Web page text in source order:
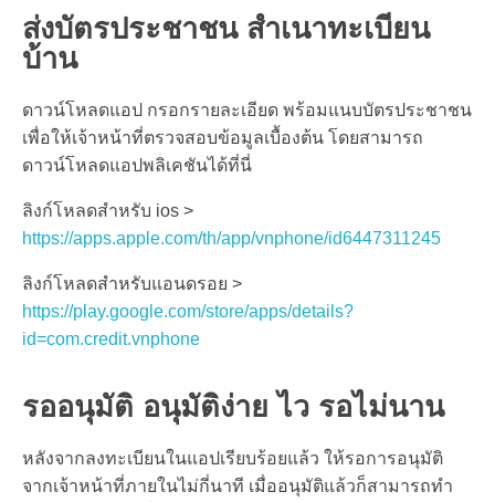
ส่งบัตรประชาชน สำเนาทะเบียน
บ้าน
ดาวน์โหลดแอป กรอกรายละเอียด พร้อมแนบบัตรประชาชน
เพื่อให้เจ้าหน้าที่ตรวจสอบข้อมูลเบื้องต้น โดยสามารถ
ดาวน์โหลดแอปพลิเคชันได้ที่นี่
ลิงก์โหลดสำหรับ ios >
https://apps.apple.com/th/app/vnphone/id6447311245
ลิงก์โหลดสำหรับแอนดรอย >
https://play.google.com/store/apps/details?
id=com.credit.vnphone
รออนุมัติ อนุมัติง่าย ไว รอไม่นาน
หลังจากลงทะเบียนในแอปเรียบร้อยแล้ว ให้รอการอนุมัติ
จากเจ้าหน้าที่ภายในไม่กี่นาที เมื่ออนุมัติแล้วก็สามารถทำ